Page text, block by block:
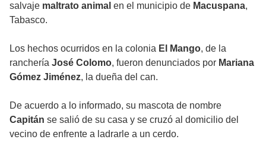
salvaje maltrato animal en el municipio de Macuspana,
Tabasco.
Los hechos ocurridos en la colonia El Mango, de la
ranchería José Colomo, fueron denunciados por Mariana
Gómez Jiménez, la dueña del can.
De acuerdo a lo informado, su mascota de nombre
Capitán se salió de su casa y se cruzó al domicilio del
vecino de enfrente a ladrarle a un cerdo.